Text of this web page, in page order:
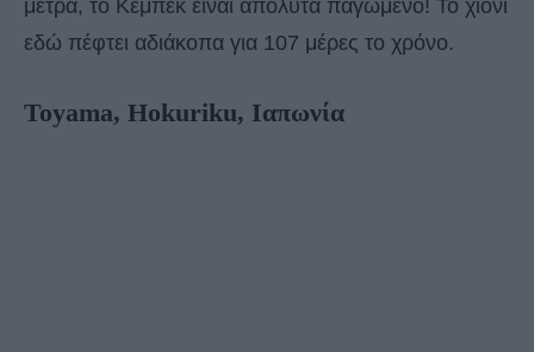
μέτρα, το Κεμπέκ είναι απόλυτα παγωμένο! Το χιόνι
εδώ πέφτει αδιάκοπα για 107 μέρες το χρόνο.
Toyama, Hokuriku, Ιαπωνία